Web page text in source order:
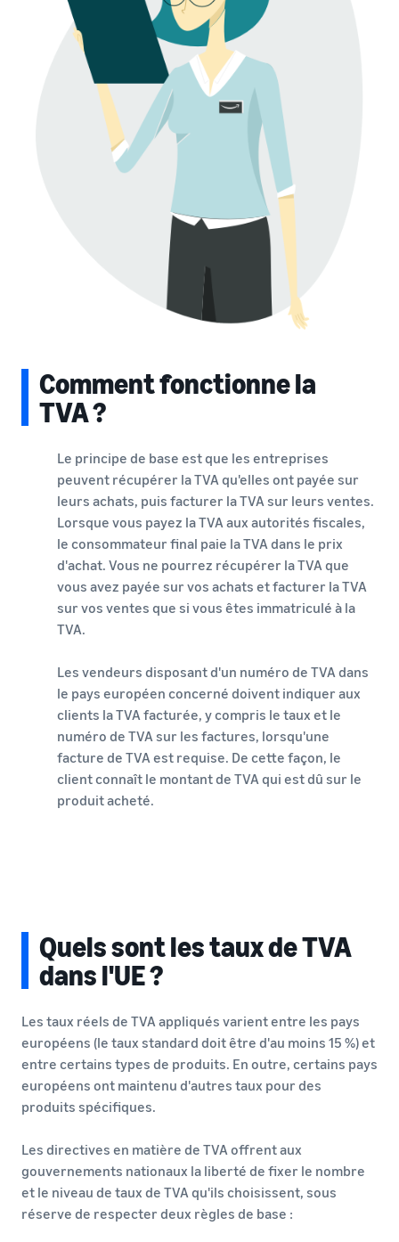
Comment fonctionne la
TVA ?
Le principe de base est que les entreprises
peuvent récupérer la TVA qu'elles ont payée sur
leurs achats, puis facturer la TVA sur leurs ventes.
Lorsque vous payez la TVA aux autorités fiscales,
le consommateur final paie la TVA dans le prix
d'achat. Vous ne pourrez récupérer la TVA que
vous avez payée sur vos achats et facturer la TVA
sur vos ventes que si vous êtes immatriculé à la
TVA.
Les vendeurs disposant d'un numéro de TVA dans
le pays européen concerné doivent indiquer aux
clients la TVA facturée, y compris le taux et le
numéro de TVA sur les factures, lorsqu'une
facture de TVA est requise. De cette façon, le
client connaît le montant de TVA qui est dû sur le
produit acheté.
Quels sont les taux de TVA
dans l'UE ?
Les taux réels de TVA appliqués varient entre les pays
européens (le taux standard doit être d'au moins 15 %) et
entre certains types de produits. En outre, certains pays
européens ont maintenu d'autres taux pour des
produits spécifiques.
Les directives en matière de TVA offrent aux
gouvernements nationaux la liberté de fixer le nombre
et le niveau de taux de TVA qu'ils choisissent, sous
réserve de respecter deux règles de base :